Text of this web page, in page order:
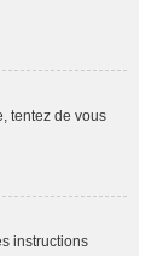
tentez de vous
instructions